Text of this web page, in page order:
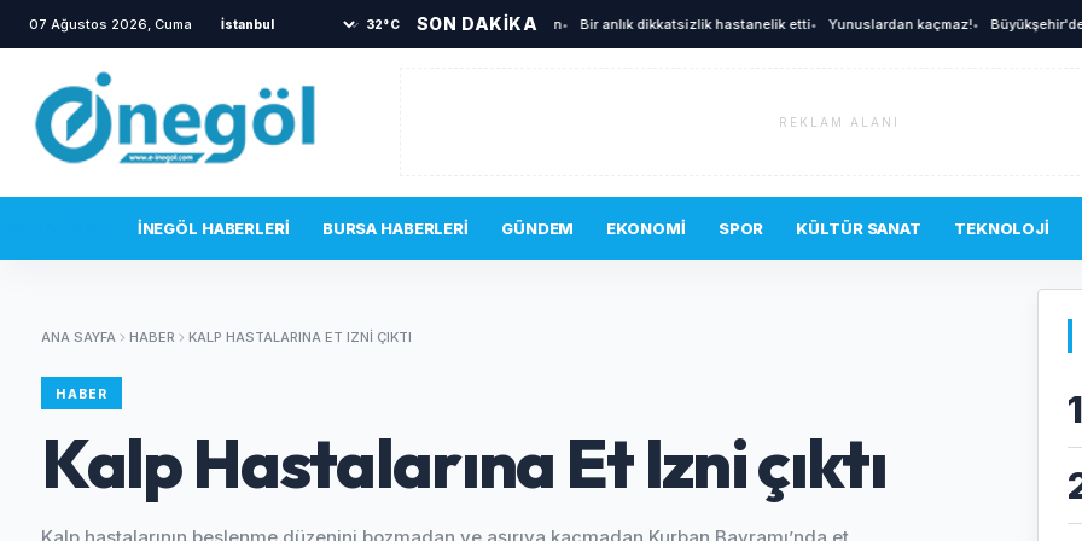
07 Ağustos 2026, Cuma 32°C SON DAKİKA
TOKİ sakinlerini korkutan yangın • Bir anlık dikkatsizlik hastanelik etti• Yunuslardan kaçmaz!• Büyükşehir'den
REKLAM ALANI
İNEGÖL HABERLERI BURSA HABERLERI GÜNDEM EKONOMI SPOR KÜLTÜR SANAT TEKNOLOJI
ANA SAYFA HABER KALP HASTALARINA ET IZNI ÇIKTI
HABER
Kalp Hastalarına Et Izni çıktı
1